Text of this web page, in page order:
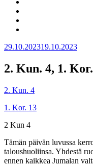
Julkaistu
29.10.202319.10.2023
2. Kun. 4, 1.
2. Kun. 4
1. Kor. 13
2 Kun 4
Tämän päivän luvussa
taloushuoliinsa. Yhdestä
ennen kaikkea Jumalan